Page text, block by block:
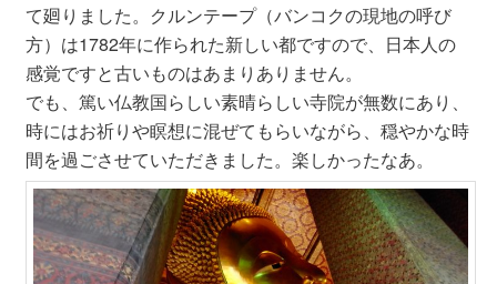
て廻りました。クルンテープ（バンコクの現地の呼び
方）は1782年に作られた新しい都ですので、日本人の
感覚ですと古いものはあまりありません。
でも、篤い仏教国らしい素晴らしい寺院が無数にあり、
時にはお祈りや瞑想に混ぜてもらいながら、穏やかな時
間を過ごさせていただきました。楽しかったなあ。